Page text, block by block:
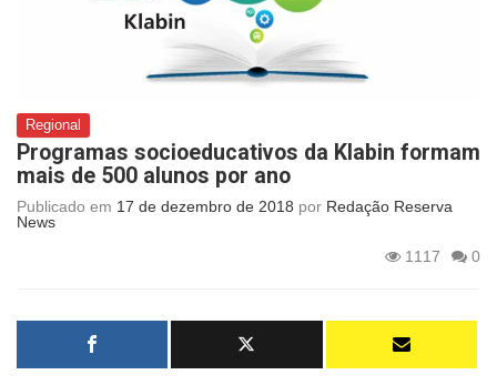
Regional
Programas socioeducativos da Klabin formam
mais de 500 alunos por ano
Publicado em 17 de dezembro de 2018 por Redação Reserva
News
1117
0